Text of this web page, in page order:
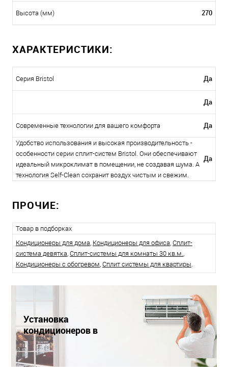
Высота (мм) 270
ХАРАКТЕРИСТИКИ:
Серия Bristol Да
Да
Современные технологии для вашего комфорта Да
Удобство использования и высокая производительность -
особенности серии сплит-систем Bristol. Они обеспечивают
идеальный микроклимат в помещении, не создавая шума. А
технология Self-Clean сохранит воздух чистым и свежим.
Да
ПРОЧИЕ:
Товар в подборках
Кондиционеры для дома, Кондиционеры для офиса, Сплит-
система девятка, Сплит-системы для комнаты 30 кв.м.,
Кондиционеры с обогревом, Сплит системы для квартиры.
Установка
кондиционеров в
Краснодаре